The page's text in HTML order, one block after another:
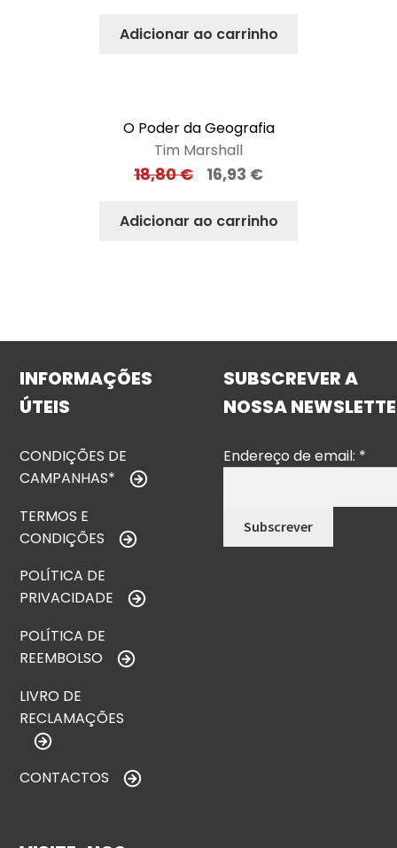
Adicionar ao carrinho
O Poder da Geografia
Tim Marshall
18,80€ 16,93 €
Adicionar ao carrinho
INFORMAÇÕES
ÚTEIS
CONDIÇÕES DE
CAMPANHAS*
TERMOS E
CONDIÇÕES
POLÍTICA DE
PRIVACIDADE
POLÍTICA DE
REEMBOLSO
LIVRO DE
RECLAMAÇÕES
CONTACTOS
SUBSCREVER A
NOSSA
Endereço de email: *